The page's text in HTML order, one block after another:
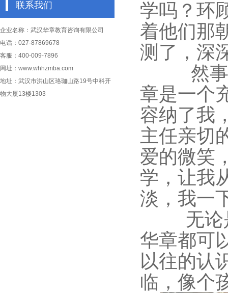
联系我们
企业名称：武汉华章教育咨询有限公司
电话：027-87869678
客服：400-009-7896
网址：www.whhzmba.com
地址：武汉市洪山区珞珈山路19号中科开
物大厦13楼1303
学吗？环
着他们那
测了，深
然
章是一个
容纳了我
主任亲切
爱的微笑
学，让我
淡，我一
无
华章都可
以往的认
临，像个